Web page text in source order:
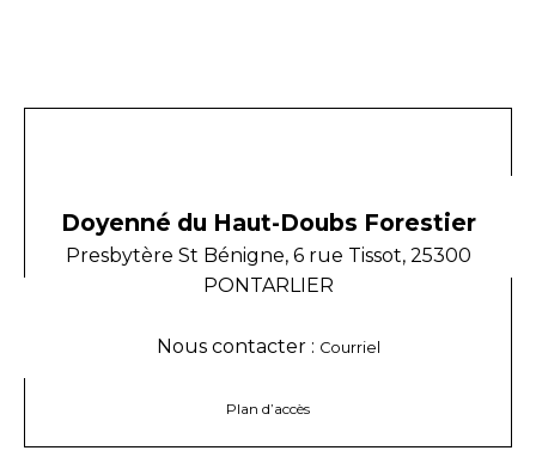
Doyenné du Haut-Doubs Forestier
Presbytère St Bénigne, 6 rue Tissot, 25300
PONTARLIER
Nous contacter : Courriel
Plan d’accès